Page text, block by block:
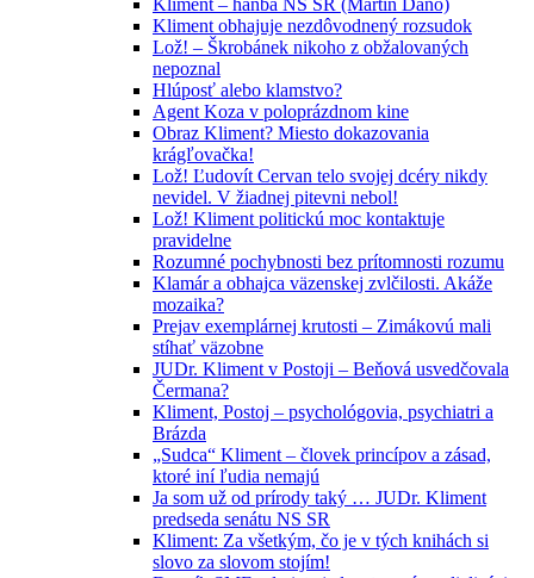
Kliment obhajuje nezdôvodnený rozsudok
Lož! – Škrobánek nikoho z obžalovaných
nepoznal
Hlúposť alebo klamstvo?
Agent Koza v poloprázdnom kine
Obraz Kliment? Miesto dokazovania
krágľovačka!
Lož! Ľudovít Cervan telo svojej dcéry nikdy
nevidel. V žiadnej pitevni nebol!
Lož! Kliment politickú moc kontaktuje
pravidelne
Rozumné pochybnosti bez prítomnosti rozumu
Klamár a obhajca väzenskej zvlčilosti. Akáže
mozaika?
Prejav exemplárnej krutosti – Zimákovú mali
stíhať väzobne
JUDr. Kliment v Postoji – Beňová usvedčovala
Čermana?
Kliment, Postoj – psychológovia, psychiatri a
Brázda
„Sudca“ Kliment – človek princípov a zásad,
ktoré iní ľudia nemajú
Ja som už od prírody taký … JUDr. Kliment
predseda senátu NS SR
Kliment: Za všetkým, čo je v tých knihách si
slovo za slovom stojím!